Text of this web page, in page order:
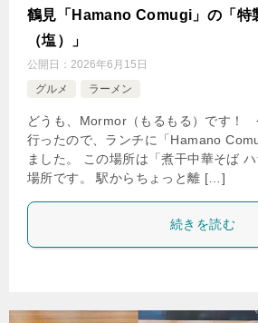
鶴見「Hamano Comugi」の「特
（塩）」
公開日： 2026年6月15日
グルメ
ラーメン
どうも、Mormor（もるもる）です！
行ったので、ランチに「Hamano
ました。 この場所は「煮干中華そば
場所です。 駅からちょっと離 […]
続きを読む